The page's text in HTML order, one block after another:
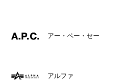
アー・ペー・セー
アルファ